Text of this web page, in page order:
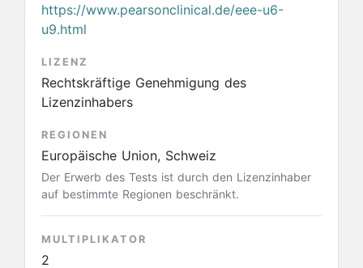
https://www.pearsonclinical.de/eee-u6-
u9.html
LIZENZ
Rechtskräftige Genehmigung des
Lizenzinhabers
REGIONEN
Europäische Union, Schweiz
Der Erwerb des Tests ist durch den Lizenzinhaber
auf bestimmte Regionen beschränkt.
MULTIPLIKATOR
2